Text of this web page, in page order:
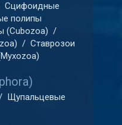
Сцифоидные
полипы
(Cubozoa) /
/ Ставрозои
Щупальцевые